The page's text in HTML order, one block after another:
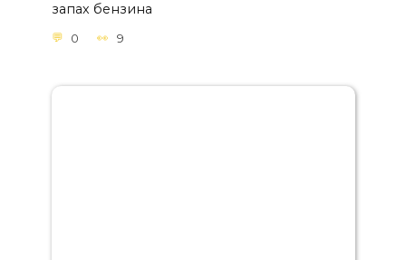
запах бензина
0 9